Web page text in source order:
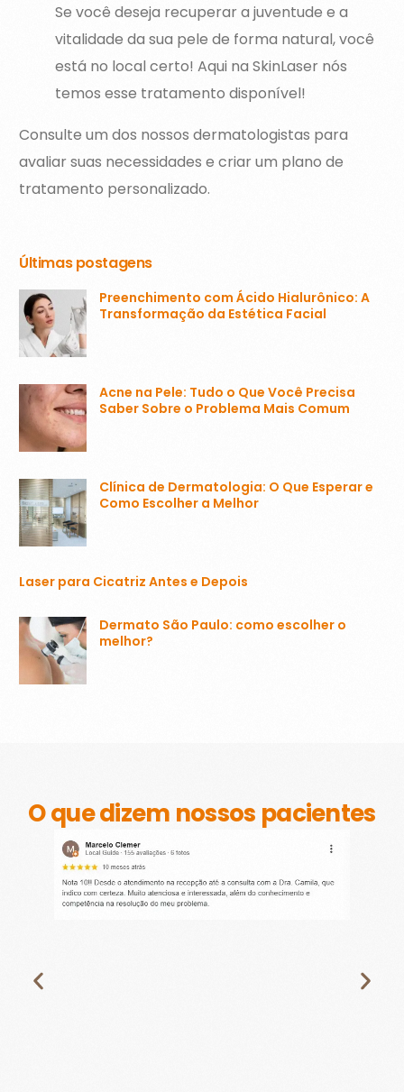
Se você deseja recuperar a juventude e a
vitalidade da sua pele de forma natural, você
está no local certo! Aqui na SkinLaser nós
temos esse tratamento disponível!
Consulte um dos nossos dermatologistas para
avaliar suas necessidades e criar um plano de
tratamento personalizado.
Últimas postagens
Preenchimento com Ácido Hialurônico: A
Transformação da Estética Facial
Acne na Pele: Tudo o Que Você Precisa
Saber Sobre o Problema Mais Comum
Clínica de Dermatologia: O Que Esperar e
Como Escolher a Melhor
Laser para Cicatriz Antes e Depois
Dermato São Paulo: como escolher o
melhor?
O que dizem nossos pacientes